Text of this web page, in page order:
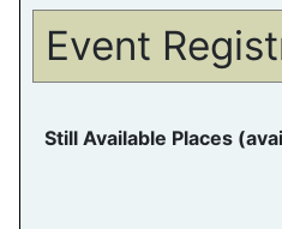
Event
Still Available Places